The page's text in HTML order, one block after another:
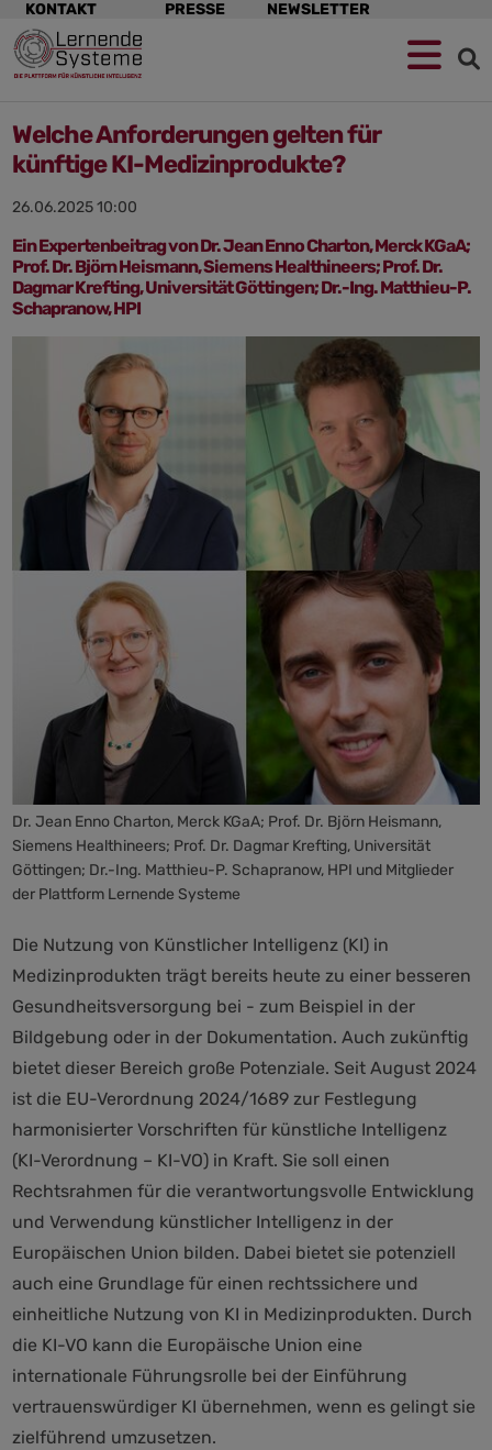
Navigation
überspringen
KONTAKT PRESSE NEWSLETTER
Welche Anforderungen gelten für
künftige KI-Medizinprodukte?
26.06.2025 10:00
Ein Expertenbeitrag von Dr. Jean Enno Charton, Merck KGaA;
Prof. Dr. Björn Heismann, Siemens Healthineers; Prof. Dr.
Dagmar Krefting, Universität Göttingen; Dr.-Ing. Matthieu-P.
Schapranow, HPI
Dr. Jean Enno Charton, Merck KGaA; Prof. Dr. Björn Heismann,
Siemens Healthineers; Prof. Dr. Dagmar Krefting, Universität
Göttingen; Dr.-Ing. Matthieu-P. Schapranow, HPI und Mitglieder
der Plattform Lernende Systeme
Die Nutzung von Künstlicher Intelligenz (KI) in
Medizinprodukten trägt bereits heute zu einer besseren
Gesundheitsversorgung bei - zum Beispiel in der
Bildgebung oder in der Dokumentation. Auch zukünftig
bietet dieser Bereich große Potenziale. Seit August 2024
ist die EU-Verordnung 2024/1689 zur Festlegung
harmonisierter Vorschriften für künstliche Intelligenz
(KI-Verordnung – KI-VO) in Kraft. Sie soll einen
Rechtsrahmen für die verantwortungsvolle Entwicklung
und Verwendung künstlicher Intelligenz in der
Europäischen Union bilden. Dabei bietet sie potenziell
auch eine Grundlage für einen rechtssichere und
einheitliche Nutzung von KI in Medizinprodukten. Durch
die KI-VO kann die Europäische Union eine
internationale Führungsrolle bei der Einführung
vertrauenswürdiger KI übernehmen, wenn es gelingt sie
zielführend umzusetzen.